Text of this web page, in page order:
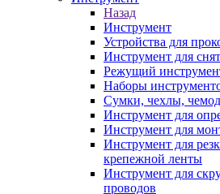
Назад
Инструмент
Устройства для
Инструмент для
Режущий
Наборы
Сумки, чехлы,
Инструмент для
Инструмент для
Инструмент для
крепежной ленты
Инструмент для
проводов